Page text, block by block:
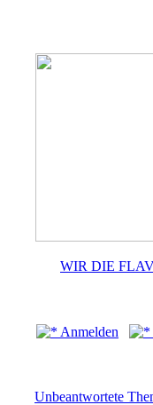
WIR DIE
Anmelden
Unbeantwortete